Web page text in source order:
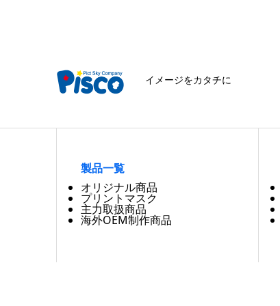
イメージをカタチに
製品一覧
オリジナル商品
プリントマスク
主力取扱商品
海外OEM制作商品